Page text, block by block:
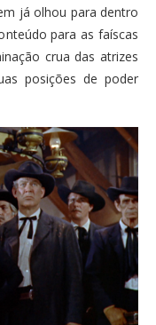
já olhou para dentro
para as faíscas
crua das atrizes
posições de poder